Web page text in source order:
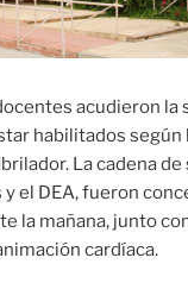
acudieron la
habilitados según
La cadena
el DEA, fueron
la mañana, junto
cardíaca.